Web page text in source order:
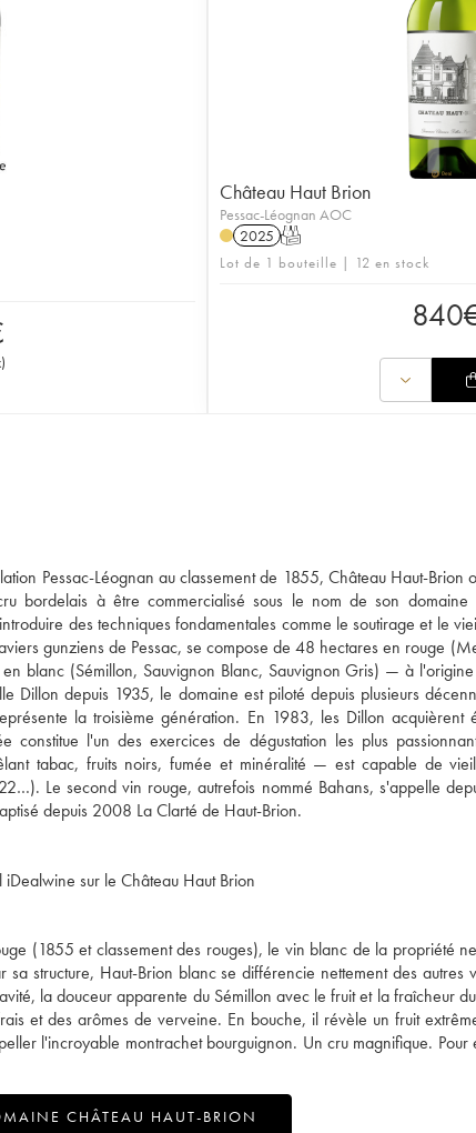
)
Château Haut Brion
Pessac-Léognan AOC
2025 T
Lot de 1 bouteille | 12 en stock
840
Pessac-Léognan au classement de 1855, Château Haut-
bordelais à être commercialisé sous le nom de son
des techniques fondamentales comme le soutirage et le
gunziens de Pessac, se compose de 48 hectares en rouge
blanc (Sémillon, Sauvignon Blanc, Sauvignon Gris) — à
Dillon depuis 1935, le domaine est piloté depuis plusieurs
la troisième génération. En 1983, les Dillon acquièrent
constitue l'un des exercices de dégustation les plus
tabac, fruits noirs, fumée et minéralité — est capable de
Le second vin rouge, autrefois nommé Bahans, s'appelle
iDealwine sur le Château Haut Brion
(1855 et classement des rouges), le vin blanc de la propriété
structure, Haut-Brion blanc se différencie nettement des autres
la douceur apparente du Sémillon avec le fruit et la fraîcheur
et des arômes de verveine. En bouche, il révèle un fruit
l'incroyable montrachet bourguignon. Un cru magnifique.
CHÂTEAU HAUT-BRION